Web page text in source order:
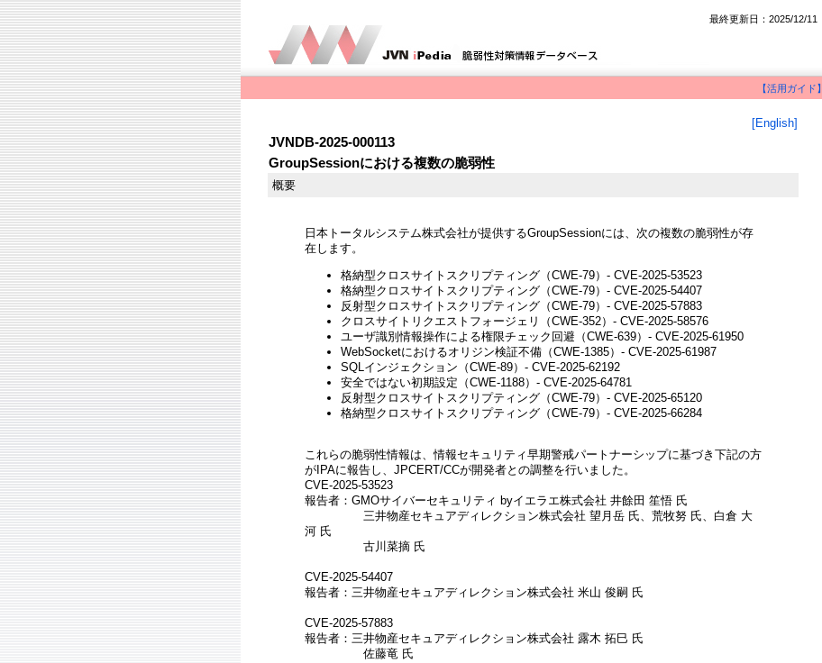
最終更新日：2025/12/11
【活用ガイド】
[English]
JVNDB-2025-000113
GroupSessionにおける複数の脆弱性
概要
日本トータルシステム株式会社が提供するGroupSessionには、次の複数の脆弱性が存
在します。
格納型クロスサイトスクリプティング（CWE-79）- CVE-2025-53523
格納型クロスサイトスクリプティング（CWE-79）- CVE-2025-54407
反射型クロスサイトスクリプティング（CWE-79）- CVE-2025-57883
クロスサイトリクエストフォージェリ（CWE-352）- CVE-2025-58576
ユーザ識別情報操作による権限チェック回避（CWE-639）- CVE-2025-61950
WebSocketにおけるオリジン検証不備（CWE-1385）- CVE-2025-61987
SQLインジェクション（CWE-89）- CVE-2025-62192
安全ではない初期設定（CWE-1188）- CVE-2025-64781
反射型クロスサイトスクリプティング（CWE-79）- CVE-2025-65120
格納型クロスサイトスクリプティング（CWE-79）- CVE-2025-66284
これらの脆弱性情報は、情報セキュリティ早期警戒パートナーシップに基づき下記の方
がIPAに報告し、JPCERT/CCが開発者との調整を行いました。
CVE-2025-53523
報告者：GMOサイバーセキュリティ byイエラエ株式会社 井餘田 笙悟 氏
三井物産セキュアディレクション株式会社 望月岳 氏、荒牧努 氏、白倉 大
河 氏
古川菜摘 氏
CVE-2025-54407
報告者：三井物産セキュアディレクション株式会社 米山 俊嗣 氏
CVE-2025-57883
報告者：三井物産セキュアディレクション株式会社 露木 拓巳 氏
佐藤竜 氏